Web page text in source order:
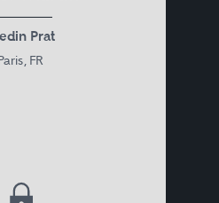
Prat
FR